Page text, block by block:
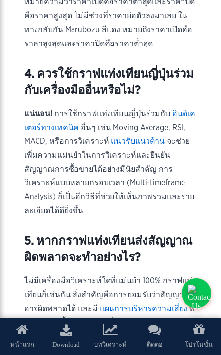
หมายความว่าราคาเปิดคือราคาต่ำสุดและราคาปิด
คือราคาสูงสุด ไม่มีช่วงที่ราคาย่อตัวลงมาเลย ใน
ทางกลับกัน Marubozu สีแดง หมายถึงราคาเปิดคือ
ราคาสูงสุดและราคาปิดคือราคาต่ำสุด
4. ควรใช้กราฟแท่งเทียนญี่ปุ่นร่วม
กับเครื่องมืออื่นหรือไม่?
แน่นอน! การใช้กราฟแท่งเทียนญี่ปุ่นร่วมกับ อินดิเค
เตอร์ทางเทคนิค อื่นๆ เช่น Moving Average, RSI,
MACD, หรือการวิเคราะห์ แนวรับแนวต้าน จะช่วย
เพิ่มความแม่นยำในการวิเคราะห์และยืนยัน
สัญญาณการซื้อขายได้อย่างมีนัยสำคัญ การ
วิเคราะห์แบบหลายกรอบเวลา (Multi-timeframe
Analysis) ก็เป็นอีกวิธีที่ช่วยให้เห็นภาพรวมและราย
ละเอียดได้ดียิ่งขึ้น
5. หากกราฟแท่งเทียนส่งสัญญาณ
ผิดพลาดจะทำอย่างไร?
ไม่มีเครื่องมือวิเคราะห์ใดที่แม่นยำ 100% กราฟแท่ง
เทียนก็เช่นกัน สิ่งสำคัญคือการยอมรับว่าสัญญาณ
อาจผิดพลาดได้ และมี แผนการบริหารความเสี่ยงที่
Stop Loss
นอกจากนี้ การฝึกฝนและเรียนรู้จากข้อผิดพลาดจะ
หน้าแรก Download บทวิเคราะห์ ติดต่อ โปรโมชั่น